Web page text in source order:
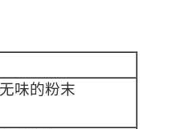
味的粉末